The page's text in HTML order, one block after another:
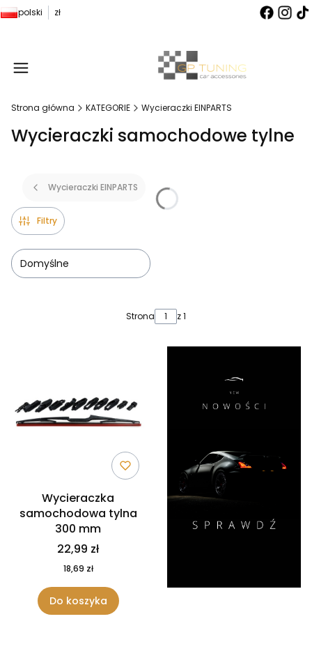
polski zł
Strona główna KATEGORIE Wycieraczki EINPARTS
Wycieraczki samochodowe tylne
Wycieraczki EINPARTS
Filtry
Domyślne
Strona z 1
Wycieraczka
samochodowa tylna
300 mm
22,99 zł
18,69 zł
Do koszyka